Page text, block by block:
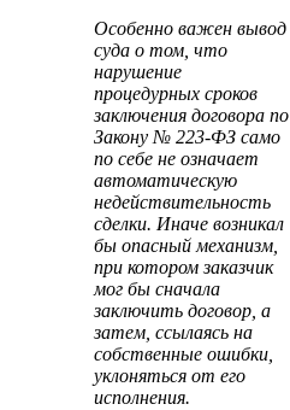
Особенно важен вывод
суда о том, что
нарушение
процедурных сроков
заключения договора по
Закону № 223-ФЗ само
по себе не означает
автоматическую
недействительность
сделки. Иначе возникал
бы опасный механизм,
при котором заказчик
мог бы сначала
заключить договор, а
затем, ссылаясь на
собственные ошибки,
уклоняться от его
исполнения.